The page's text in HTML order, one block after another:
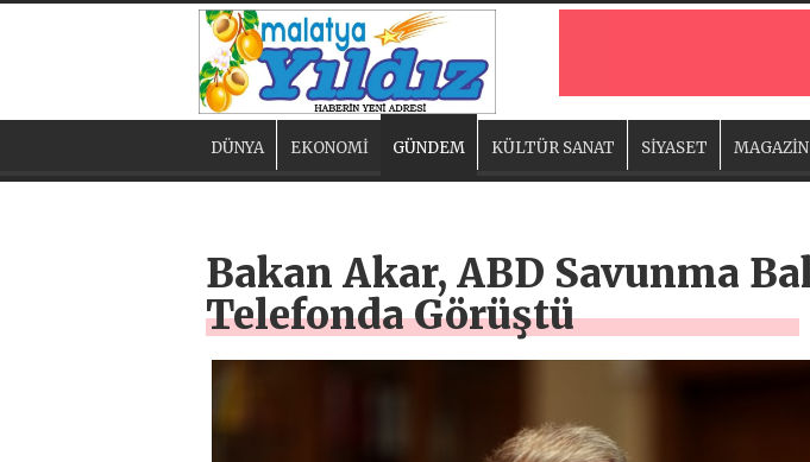
DÜNYA EKONOMİ GÜNDEM KÜLTÜR SANAT SİYASET MAGAZİN
Bakan Akar, ABD Savunma
Telefonda Görüştü